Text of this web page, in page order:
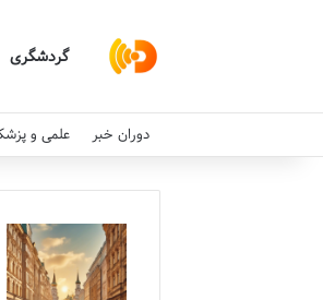
گردشگری
دوران خبر علمی و